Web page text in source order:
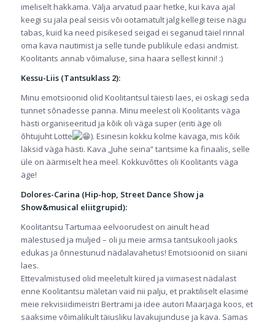
imeliselt hakkama. Välja arvatud paar hetke, kui kava ajal
keegi su jala peal seisis või ootamatult jalg kellegi teise nägu
tabas, kuid ka need pisikesed seigad ei seganud täiel rinnal
oma kava nautimist ja selle tunde publikule edasi andmist.
Koolitants annab võimaluse, sina haara sellest kinni! :)
Kessu-Liis (Tantsuklass 2):
Minu emotsioonid olid Koolitantsul täiesti laes, ei oskagi seda
tunnet sõnadesse panna. Minu meelest oli Koolitants väga
hästi organiseeritud ja kõik oli väga super (eriti äge oli
õhtujuht Lotte
). Esinesin kokku kolme kavaga, mis kõik
läksid väga hästi. Kava „Juhe seina” tantsime ka finaalis, selle
üle on äärmiselt hea meel. Kokkuvõttes oli Koolitants väga
äge!
Dolores-Carina (Hip-hop, Street Dance Show ja
Show&musical eliitgrupid):
Koolitantsu Tartumaa eelvoorudest on ainult head
mälestused ja muljed – oli ju meie armsa tantsukooli jaoks
edukas ja õnnestunud nädalavahetus! Emotsioonid on siiani
laes.
Ettevalmistused olid meeletult kiired ja viimasest nädalast
enne Koolitantsu mäletan vaid nii palju, et praktiliselt elasime
meie rekvisiidimeistri Bertrami ja idee autori Maarjaga koos, et
saaksime võimalikult täiusliku lavakujunduse ja kava. Samas